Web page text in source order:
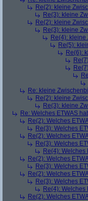
Re(2): kleine
Re(3): kleine
Re(2): kleine
Re(3): kleine
Re(4):
Re(5):
Re(6):
Re: kleine
Re(2): kleine
Re(3): kleine
Re: Welches ETWAS
Re(2): Welches
Re(3): Welches
Re(2): Welches
Re(3): Welches
Re(4): Welches
Re(2): Welches
Re(3): Welches
Re(2): Welches
Re(3): Welches
Re(4): Welches
Re(2): Welches